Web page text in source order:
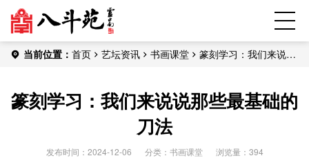
当前位置： 首页 艺坛资讯 书画课堂
篆刻学习：我们来说说
篆刻学习：我们来说说那些最基础的
刀法
发布时间：2024-12-06 分类： 书画课堂 浏览量：394